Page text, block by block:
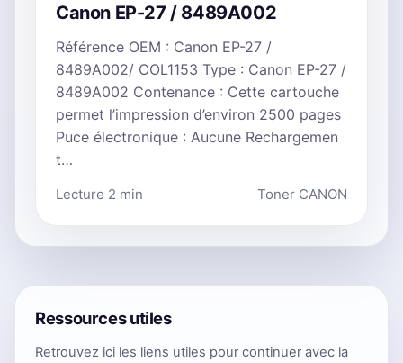
Canon EP-27 / 8489A002
Référence OEM : Canon EP-27 /
8489A002/ COL1153 Type : Canon EP-27 /
8489A002 Contenance : Cette cartouche
permet l’impression d’environ 2500 pages
Puce électronique : Aucune Rechargemen
t…
Lecture 2 min Toner CANON
Ressources utiles
Retrouvez ici les liens utiles pour continuer avec la